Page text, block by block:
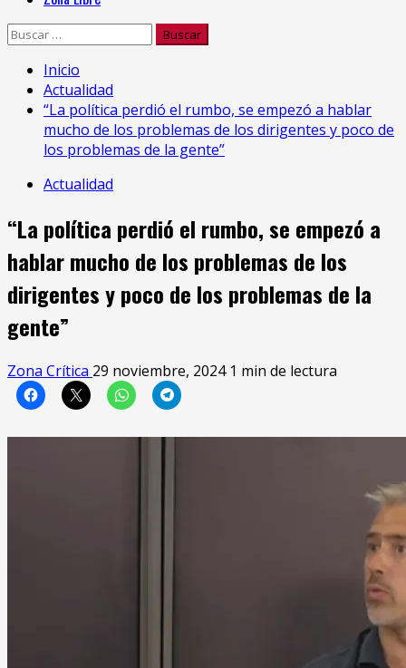
Buscar:
Inicio
Actualidad
“La política perdió el rumbo, se empezó a hablar
mucho de los problemas de los dirigentes y poco de
los problemas de la gente”
Actualidad
“La política perdió el rumbo, se empezó a
hablar mucho de los problemas de los
dirigentes y poco de los problemas de la
gente”
Zona Crítica 29 noviembre, 2024 1 min de lectura